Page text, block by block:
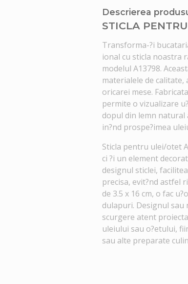
Descrierea
STICLA
Transforma-?i
ional cu sticla noastra
modelul A13798.
materialele de
oricarei mese.
permite o vizualizare
dopul din lemn natural
in?nd prospe?imea
Sticla pentru ulei/otet
ci ?i un element
designul sticlei,
precisa, evit?nd astfel
de 3.5 x 16 cm, o fac
dulapuri. Designul
scurgere atent
uleiului sau o?etului,
sau alte preparate